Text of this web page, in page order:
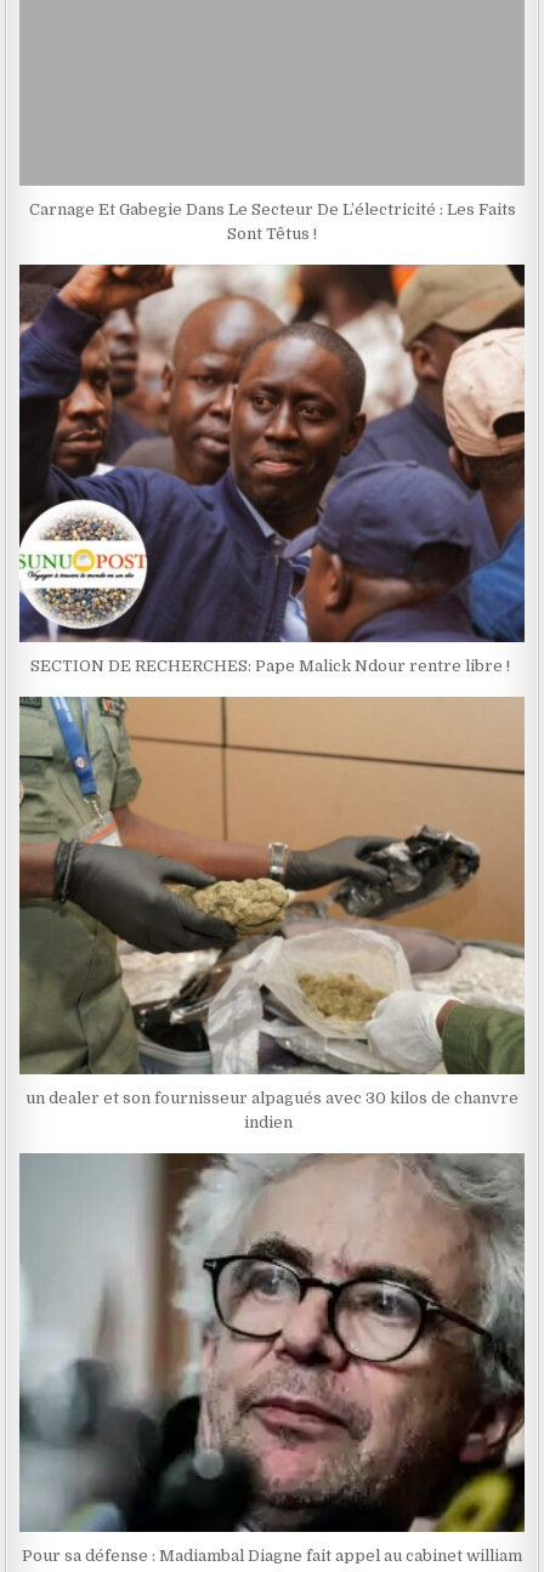
Carnage Et Gabegie Dans Le Secteur De L’électricité : Les Faits
Sont Têtus !
SECTION DE RECHERCHES: Pape Malick Ndour rentre libre !
un dealer et son fournisseur alpagués avec 30 kilos de chanvre
indien
Pour sa défense : Madiambal Diagne fait appel au cabinet william